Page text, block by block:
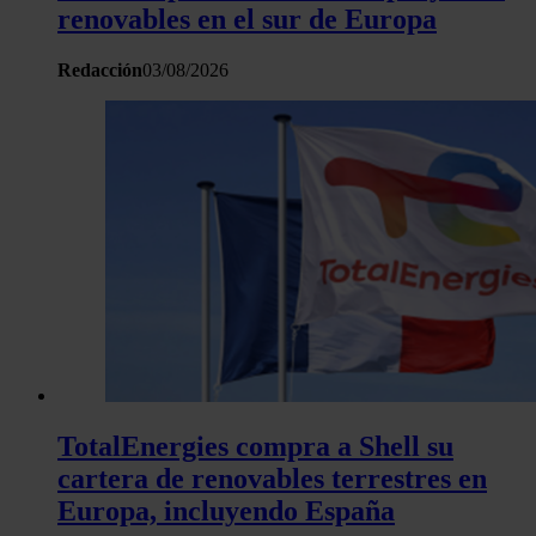
renovables en el sur de Europa
Redacción03/08/2026
TotalEnergies compra a Shell su
cartera de renovables terrestres en
Europa, incluyendo España